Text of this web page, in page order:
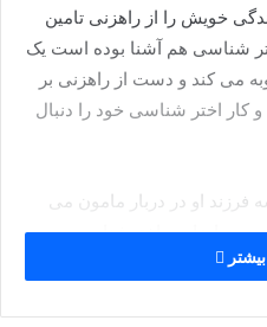
خویش را از راهزنی تامین
شناسی هم آشنا بوده است یک
می کند و دست از راهزنی بر
کار اختر شناسی خود را دنبال
او در دربار مامون می
و در ریاضات ، اخترشناسی و
موسی فرزند شاکر در تاریخ به